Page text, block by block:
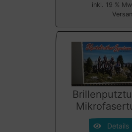
inkl. 19 %
Details